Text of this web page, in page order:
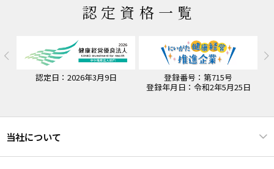
認定資格一覧
認定日：2026年3月9日
登録番号：第715号
登録年月日：令和2年5月25日
当社について